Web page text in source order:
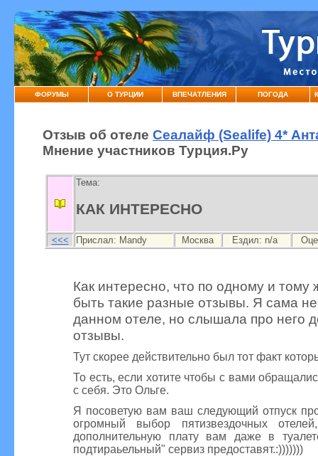
ФОРУМЫ О ТУРЦИИ ВПЕЧАТЛЕНИЯ ПОГОДА
Отзыв об отеле Сеалайф (Sealife) 4*
Мнение участников Турция.Ру
Тема:
КАК ИНТЕРЕСНО
<<< Прислал: Mandy Москва Ездил: n/a
Как интересно, что по одному и тому
быть такие разные отзывы. Я сама
данном отеле, но слышала про него
отзывы.
Тут скорее действительно был тот факт
То есть, если хотите чтобы с вами
с себя. Это Ольге.
Я посоветую вам ваш следующий отпуск
огромный выбор пятизвездочных
дополнительную плату вам даже в
подтираьельный" сервиз предоставят.:)))))))